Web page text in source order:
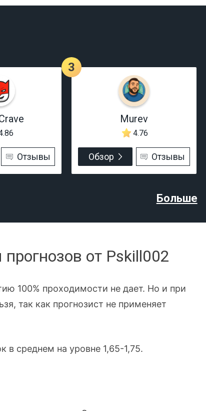
Отзывы
3
Murev
4.76
Обзор Отзывы
Больше
от Pskill002
100% проходимости не дает. Но и при
так как прогнозист не применяет
в среднем на уровне 1,65-1,75.